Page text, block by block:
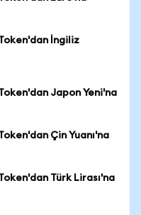
İngiliz
Japon Yeni'na
Çin Yuanı'na
Türk Lirası'na